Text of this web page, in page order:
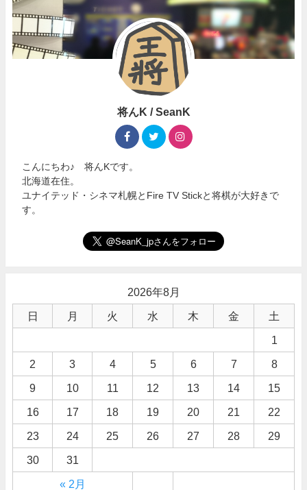
将んK / SeanK
こんにちわ♪ 将んKです。
北海道在住。
ユナイテッド・シネマ札幌とFire TV Stickと将棋が大好きで
す。
2026年8月
日 月 火 水 木 金 土
« 2月
1
2 3 4 5 6 7 8
9 10 11 12 13 14 15
16 17 18 19 20 21 22
23 24 25 26 27 28 29
30 31